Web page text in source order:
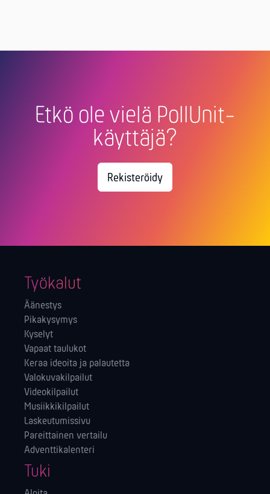
Etkö ole vielä PollUnit-
käyttäjä?
Rekisteröidy
Työkalut
Äänestys
Pikakysymys
Kyselyt
Vapaat taulukot
Keraa ideoita ja palautetta
Valokuvakilpailut
Videokilpailut
Musiikkikilpailut
Laskeutumissivu
Pareittainen vertailu
Adventtikalenteri
Tuki